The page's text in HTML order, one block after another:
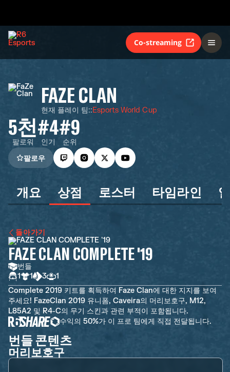
Co-streaming
FAZE CLAN
현재 플레이 팀::Esports World Cup
5천
팔로워
#4
인기
#9
순위
팔로우
개요 상점 로스터 타임라인
돌아가기
FAZE CLAN COMPLETE '19
번들
1
1 3
1
Complete 2019 키트를 획득하여 Faze Clan에 대한 지지를 보여
주세요! FazeClan 2019 유니폼, Caveira의 머리보호구, M12,
L85A2 및 R4-C의 무기 스킨과 관련 부적이 포함됩니다.
수익의 50%가 이 프로 팀에게 직접 전달됩니다.
번들 콘텐츠
머리보호구